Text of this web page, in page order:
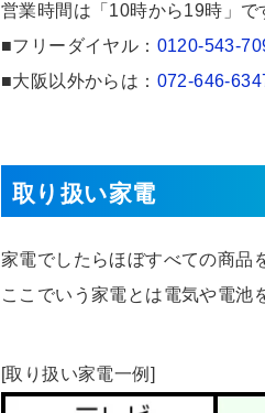
営業時間は「10時から19時」で
■フリーダイヤル： 0120-543-
■大阪以外からは： 072-646-
取り扱い家電
家電でしたらほぼすべての商品
ここでいう家電とは電気や電池
[取り扱い家電一例]